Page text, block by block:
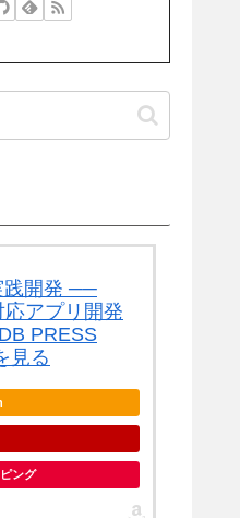
践開発 ──
アプリ開発
PRESS
見る
ング